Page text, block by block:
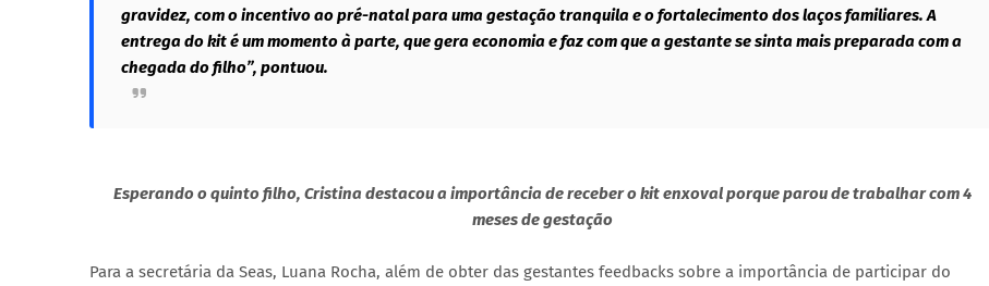
gravidez, com o incentivo ao pré-natal para uma gestação tranquila e o fortalecimento dos laços familiares. A
entrega do kit é um momento à parte, que gera economia e faz com que a gestante se sinta mais preparada com a
chegada do filho”, pontuou.
Esperando o quinto filho, Cristina destacou a importância de receber o kit enxoval porque parou de trabalhar com 4
meses de gestação
Para a secretária da Seas, Luana Rocha, além de obter das gestantes feedbacks sobre a importância de participar do